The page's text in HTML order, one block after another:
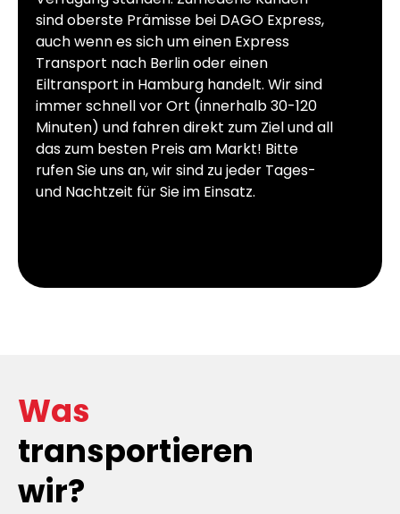
sind oberste Prämisse bei DAGO Express,
auch wenn es sich um einen Express
Transport nach Berlin oder einen
Eiltransport in Hamburg handelt. Wir sind
immer schnell vor Ort (innerhalb 30-120
Minuten) und fahren direkt zum Ziel und all
das zum besten Preis am Markt! Bitte
rufen Sie uns an, wir sind zu jeder Tages-
und Nachtzeit für Sie im Einsatz.
Was
transportieren
wir?